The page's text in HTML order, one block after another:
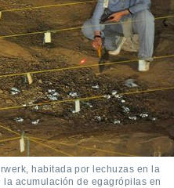
habitada por lechuzas en la
acumulación de egagrópilas en